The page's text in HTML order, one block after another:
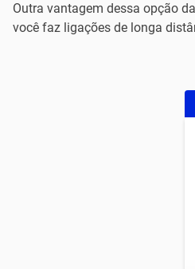
Outra vantagem dessa opção
você faz ligações de longa